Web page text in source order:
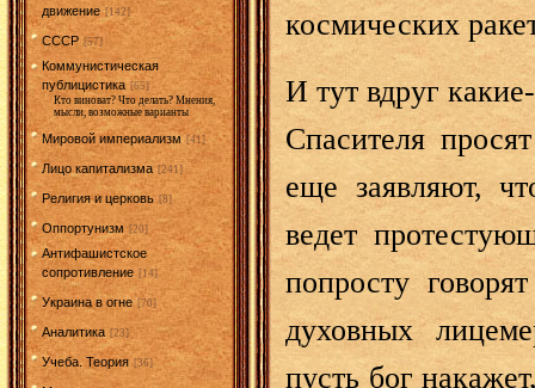
движение [142]
СССР [57]
Коммунистическая
публицистика [65]
Кто виноват? Что делать? Мнения,
мысли, возможные варианты
Мировой империализм [41]
Лицо капитализма [241]
Религия и церковь [8]
Оппортунизм [20]
Антифашистское
сопротивление [14]
Украина в огне [70]
Аналитика [23]
Учеба. Теория [36]
космических
И тут вдруг
Спасителя
еще заявляют,
ведет
попросту
духовных
пусть бог